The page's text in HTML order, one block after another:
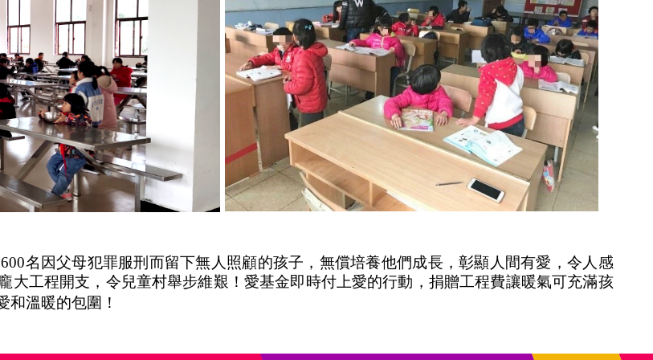
名因父母犯罪服刑而留下無人照顧的孩子，無償培養他們成長，彰顯人間有愛，令人感
大工程開支，令兒童村舉步維艱！愛基金即時付上愛的行動，捐贈工程費讓暖氣可充滿孩
和溫暖的包圍！